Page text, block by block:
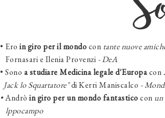
• Ero in giro per il mondocon tante nuove
Fornasarie Ilenia Provenzi - DeA
• Sono a studiareMedicina legale d'Europacon
Jack lo Squartatore"di Kerri Maniscalco -
•Andròin giro per un mondo fantasticocon
lppocampo